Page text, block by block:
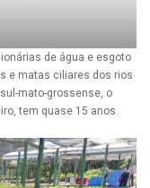
de água e esgoto
e matas ciliares dos rios
mato-grossense, o
tem quase 15 anos.